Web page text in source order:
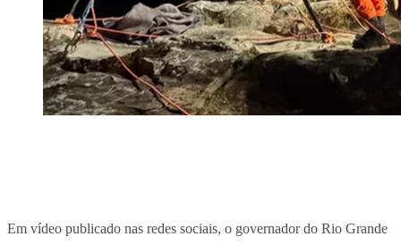
Em vídeo publicado nas redes sociais, o governador do Rio Grande